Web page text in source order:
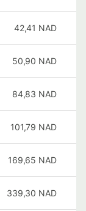
42,41 NAD
50,90 NAD
84,83 NAD
101,79 NAD
169,65 NAD
339,30 NAD